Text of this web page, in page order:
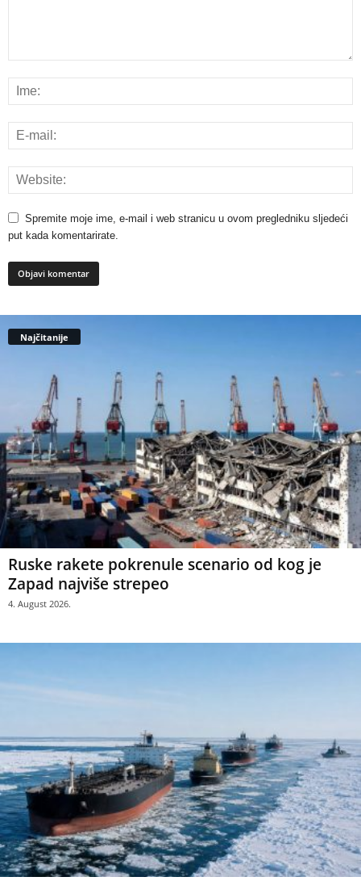
Spremite moje ime, e-mail i web stranicu u ovom pregledniku sljedeći
put kada komentarirate.
Najčitanije
Ruske rakete pokrenule scenario od kog je
Zapad najviše strepeo
4. August 2026.